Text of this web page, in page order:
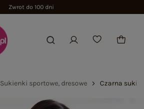
Zwrot do 100 dni
Sukienki sportowe, dresowe Czarna